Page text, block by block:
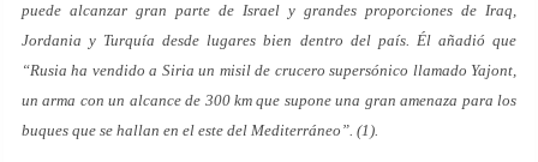
puede alcanzar gran parte de Israel y grandes proporciones de Iraq,
Jordania y Turquía desde lugares bien dentro del país. Él añadió que
“Rusia ha vendido a Siria un misil de crucero supersónico llamado Yajont,
un arma con un alcance de 300 km que supone una gran amenaza para los
buques que se hallan en el este del Mediterráneo”. (1).